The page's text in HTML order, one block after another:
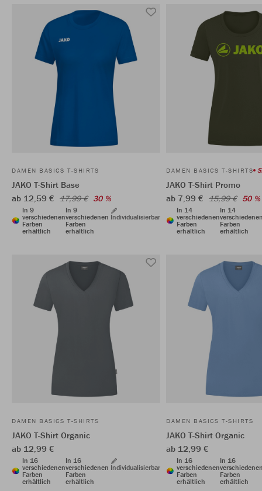
DAMEN BASICS T-SHIRTS
JAKO T-Shirt Base
ab 12,59 € 17,99 € 30 %
In 9
verschiedenen
Farben
erhältlich
In 9
verschiedenen
Farben
erhältlich
Individualisierbar
DAMEN BASICS T-SHIRTS
JAKO T-Shirt Promo
ab 7,99 € 15,99 € 50 %
In 14
verschiedenen
Farben
erhältlich
In 14
Farben
erhältlich
DAMEN BASICS T-SHIRTS
JAKO T-Shirt Organic
ab 12,99 €
In 16
verschiedenen
Farben
erhältlich
In 16
verschiedenen
Farben
erhältlich
Individualisierbar
DAMEN BASICS T-SHIRTS
JAKO T-Shirt Organic
ab 12,99 €
In 16
verschiedenen
Farben
erhältlich
In 16
Farben
erhältlich